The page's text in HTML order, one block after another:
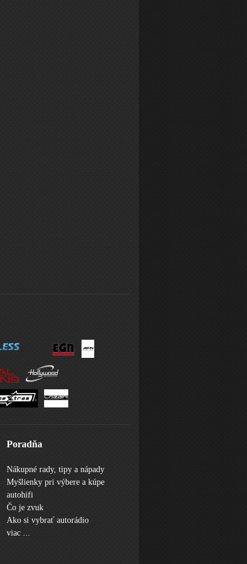
Poradňa
Nákupné rady, tipy a nápady
Myšlienky pri výbere a kúpe
autohifi
Čo je zvuk
Ako si vybrať autorádio
viac ...